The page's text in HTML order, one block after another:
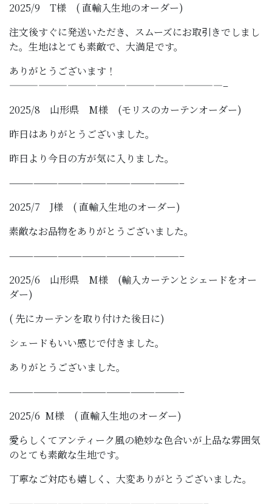
2025/9 T様 ( 直輸入生地のオーダー)
注文後すぐに発送いただき、スムーズにお取引きでしまし
た。生地はとても素敵で、大満足です。
ありがとうございます！
——————————————————————–
2025/8 山形県 M様 (モリスのカーテンオーダー)
昨日はありがとうございました。
昨日より今日の方が気に入りました。
—————————————————————–
2025/7 J様 ( 直輸入生地のオーダー)
素敵なお品物をありがとうございました。
—————————————————————–
2025/6 山形県 M様 (輸入カーテンとシェードをオー
ダー)
( 先にカーテンを取り付けた後日に)
シェードもいい感じで付きました。
ありがとうございました。
—————————————————————–
2025/6 M様 ( 直輸入生地のオーダー)
愛らしくてアンティーク風の絶妙な色合いが上品な雰囲気
のとても素敵な生地です。
丁寧なご対応も嬉しく、大変ありがとうございました。